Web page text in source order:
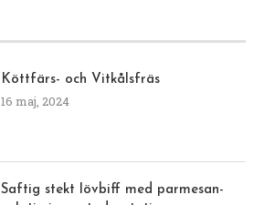
Köttfärs- och Vitkålsfräs
16 maj, 2024
Saftig stekt lövbiff med parmesan-